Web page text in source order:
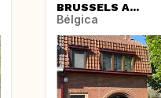
BRUSSELS A...
Bélgica